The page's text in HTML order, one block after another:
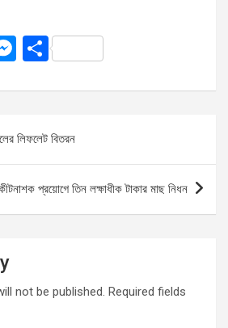
M
se
n
g
er
S
ar
e
লিফলেট বিতরন
প্রয়োগে তিন লক্ষাধীক টাকার মাছ নিধন
not be published. Required fields